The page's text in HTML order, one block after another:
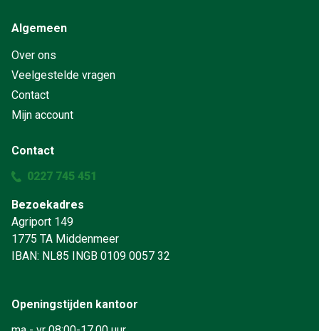
Algemeen
Over ons
Veelgestelde vragen
Contact
Mijn account
Contact
0227 745 451
Bezoekadres
Agriport 149
1775 TA Middenmeer
IBAN: NL85 INGB 0109 0057 32
Openingstijden kantoor